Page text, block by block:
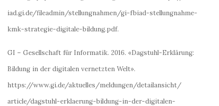
iad.gi.de/fileadmin/stellungnahmen/gi-fbiad-stellungnahme-
kmk-strategie-digitale-bildung.pdf.
GI – Gesellschaft für Informatik. 2016. «Dagstuhl-Erklärung:
Bildung in der digitalen vernetzten Welt».
https://www.gi.de/aktuelles/meldungen/detailansicht/
article/dagstuhl-erklaerung-bildung-in-der-digitalen-